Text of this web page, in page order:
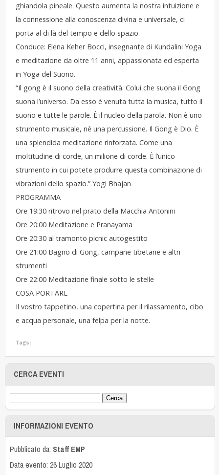
ghiandola pineale. Questo aumenta la nostra intuizione e
la connessione alla conoscenza divina e universale, ci
porta al di là del tempo e dello spazio.
Conduce: Elena Keher Bocci, insegnante di Kundalini Yoga
e meditazione da oltre 11 anni, appassionata ed esperta
in Yoga del Suono.
“Il gong è il suono della creatività. Colui che suona il Gong
suona l’universo. Da esso è venuta tutta la musica, tutto il
suono e tutte le parole. È il nucleo della parola. Non è uno
strumento musicale, né una percussione. Il Gong è Dio. È
una splendida meditazione rinforzata. Come una
moltitudine di corde, un milione di corde. È l’unico
strumento in cui potete produrre questa combinazione di
vibrazioni dello spazio.” Yogi Bhajan
PROGRAMMA
Ore 19:30 ritrovo nel prato della Macchia Antonini
Ore 20:00 Meditazione e Pranayama
Ore 20:30 al tramonto picnic autogestito
Ore 21:00 Bagno di Gong, campane tibetane e altri
strumenti
Ore 22:00 Meditazione finale sotto le stelle
COSA PORTARE
Il vostro tappetino, una copertina per il rilassamento, cibo
e acqua personale, una felpa per la notte.
Tags:
CERCA EVENTI
INFORMAZIONI EVENTO
Pubblicato da: Staff EMP
Data evento: 26 Luglio 2020